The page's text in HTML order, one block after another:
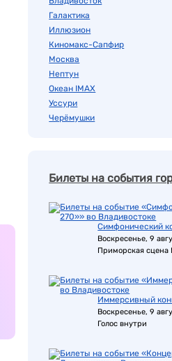
Галактика
Иллюзион
Киномакс-Сапфир
Москва
Нептун
Океан IMAX
Уссури
Черёмушки
Билеты на события
Симфонический
Воскресенье, 9
Приморская сцена
Иммерсивный
Воскресенье, 9
Голос внутри